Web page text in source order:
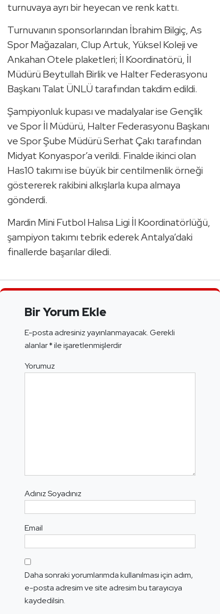
turnuvaya ayrı bir heyecan ve renk kattı.
Turnuvanın sponsorlarından İbrahim Bilgiç, As
Spor Mağazaları, Clup Artuk, Yüksel Koleji ve
Ankahan Otele plaketleri; İl Koordinatörü, İl
Müdürü Beytullah Birlik ve Halter Federasyonu
Başkanı Talat ÜNLÜ tarafından takdim edildi.
Şampiyonluk kupası ve madalyalar ise Gençlik
ve Spor İl Müdürü, Halter Federasyonu Başkanı
ve Spor Şube Müdürü Serhat Çakı tarafından
Midyat Konyaspor’a verildi. Finalde ikinci olan
Has10 takımı ise büyük bir centilmenlik örneği
göstererek rakibini alkışlarla kupa almaya
gönderdi.
Mardin Mini Futbol Halısa Ligi İl Koordinatörlüğü,
şampiyon takımı tebrik ederek Antalya’daki
finallerde başarılar diledi.
Bir Yorum Ekle
E-posta adresiniz yayınlanmayacak.Gerekli
alanlar*ile işaretlenmişlerdir
Yorumuz
Adınız Soyadınız
Email
Daha sonraki yorumlarımda kullanılması için adım,
e-posta adresim ve site adresim bu tarayıcıya
kaydedilsin.